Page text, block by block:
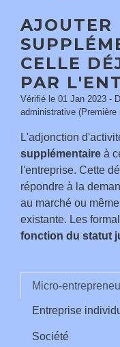
AJOUTER
CELLE
PAR
Vérifié le 01 Jan 2023 -
administrative (Première
L'adjonction
supplémentaire à
l'entreprise. Cette
répondre à la
au marché ou
existante. Les
fonction du statut
Micro-
Entreprise
Société